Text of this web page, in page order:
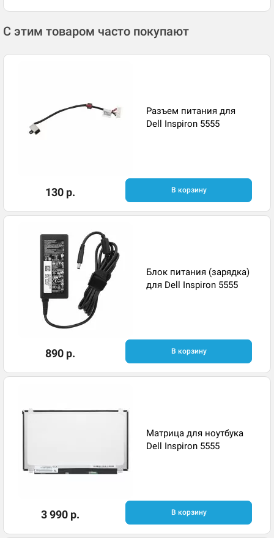
С этим товаром часто покупают
Разъем питания для
Dell Inspiron 5555
130 р. В корзину
Блок питания (зарядка)
для Dell Inspiron 5555
890 р. В корзину
Матрица для ноутбука
Dell Inspiron 5555
3 990 р. В корзину